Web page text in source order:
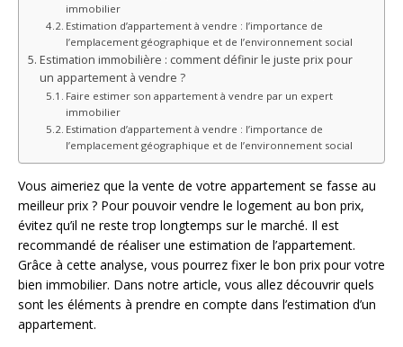
immobilier
Estimation d’appartement à vendre : l’importance de
l’emplacement géographique et de l’environnement social
Estimation immobilière : comment définir le juste prix pour
un appartement à vendre ?
Faire estimer son appartement à vendre par un expert
immobilier
Estimation d’appartement à vendre : l’importance de
l’emplacement géographique et de l’environnement social
Vous aimeriez que la vente de votre appartement se fasse au
meilleur prix ? Pour pouvoir vendre le logement au bon prix,
évitez qu’il ne reste trop longtemps sur le marché. Il est
recommandé de réaliser une estimation de l’appartement.
Grâce à cette analyse, vous pourrez fixer le bon prix pour votre
bien immobilier. Dans notre article, vous allez découvrir quels
sont les éléments à prendre en compte dans l’estimation d’un
appartement.